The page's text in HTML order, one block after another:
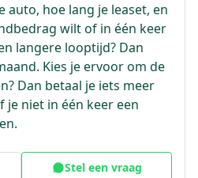
auto, hoe lang je leaset, en
wilt of in één keer
langere looptijd? Dan
Kies je ervoor om de
Dan betaal je iets meer
je niet in één keer een
Stel een vraag